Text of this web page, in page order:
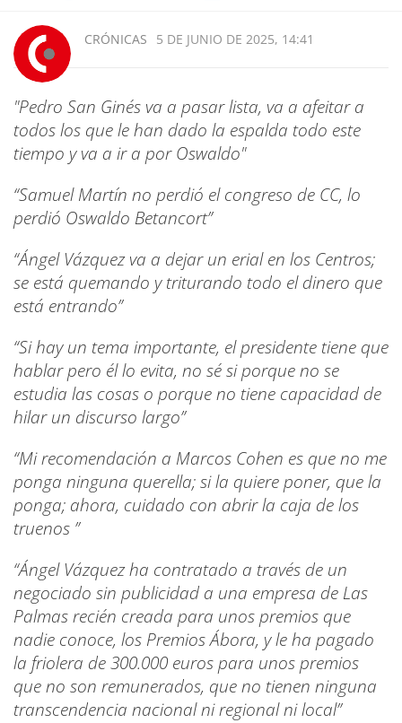
CRÓNICAS 5 DE JUNIO DE 2025, 14:41
"Pedro San Ginés va a pasar lista, va a afeitar a
todos los que le han dado la espalda todo este
tiempo y va a ir a por Oswaldo"
“Samuel Martín no perdió el congreso de CC, lo
perdió Oswaldo Betancort”
“Ángel Vázquez va a dejar un erial en los Centros;
se está quemando y triturando todo el dinero que
está entrando”
“Si hay un tema importante, el presidente tiene que
hablar pero él lo evita, no sé si porque no se
estudia las cosas o porque no tiene capacidad de
hilar un discurso largo”
“Mi recomendación a Marcos Cohen es que no me
ponga ninguna querella; si la quiere poner, que la
ponga; ahora, cuidado con abrir la caja de los
truenos ”
“Ángel Vázquez ha contratado a través de un
negociado sin publicidad a una empresa de Las
Palmas recién creada para unos premios que
nadie conoce, los Premios Ábora, y le ha pagado
la friolera de 300.000 euros para unos premios
que no son remunerados, que no tienen ninguna
transcendencia nacional ni regional ni local”